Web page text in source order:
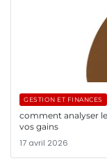
GESTION ET FINANCES
comment analyser
vos gains
17 avril 2026